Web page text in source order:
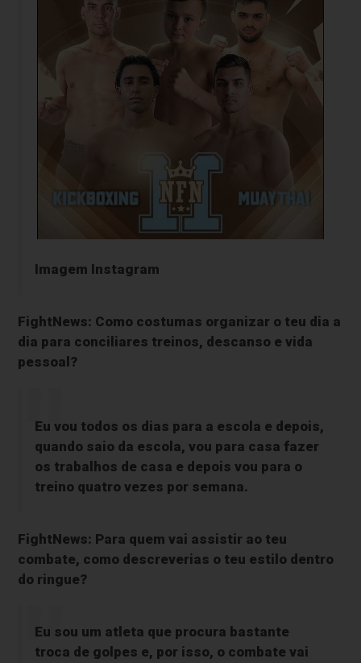
Imagem Instagram
FightNews: Como costumas organizar o teu dia a
dia para conciliares treinos, descanso e vida
pessoal?
Eu vou todos os dias para a escola e depois,
quando saio da escola, vou para casa fazer
os trabalhos de casa e depois vou para o
treino quatro vezes por semana.
FightNews: Para quem vai assistir ao teu
combate, como descreverias o teu estilo dentro
do ringue?
Eu sou um atleta que procura bastante
troca de golpes e, por isso, o combate vai